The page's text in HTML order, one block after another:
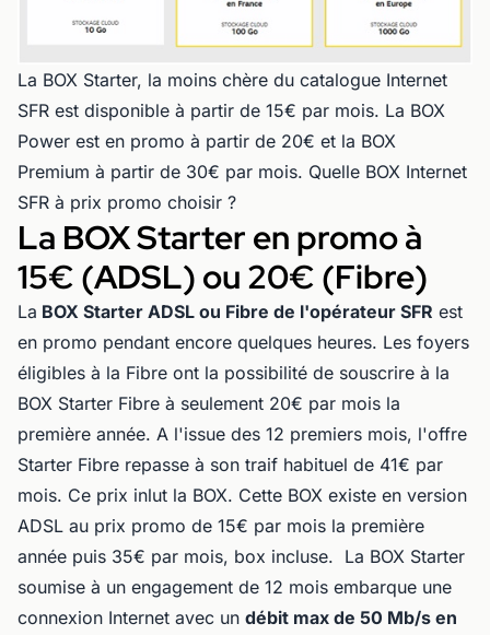
La BOX Starter, la moins chère du catalogue Internet
SFR est disponible à partir de 15€ par mois. La BOX
Power est en promo à partir de 20€ et la BOX
Premium à partir de 30€ par mois. Quelle BOX Internet
SFR à prix promo choisir ?
La BOX Starter en promo à
15€ (ADSL) ou 20€ (Fibre)
La BOX Starter ADSL ou Fibre de l'opérateur SFR est
en promo pendant encore quelques heures. Les foyers
éligibles à la Fibre ont la possibilité de souscrire à la
BOX Starter Fibre à seulement 20€ par mois la
première année. A l'issue des 12 premiers mois, l'offre
Starter Fibre repasse à son traif habituel de 41€ par
mois. Ce prix inlut la BOX. Cette BOX existe en version
ADSL au prix promo de 15€ par mois la première
année puis 35€ par mois, box incluse. La BOX Starter
soumise à un engagement de 12 mois embarque une
connexion Internet avec un débit max de 50 Mb/s en